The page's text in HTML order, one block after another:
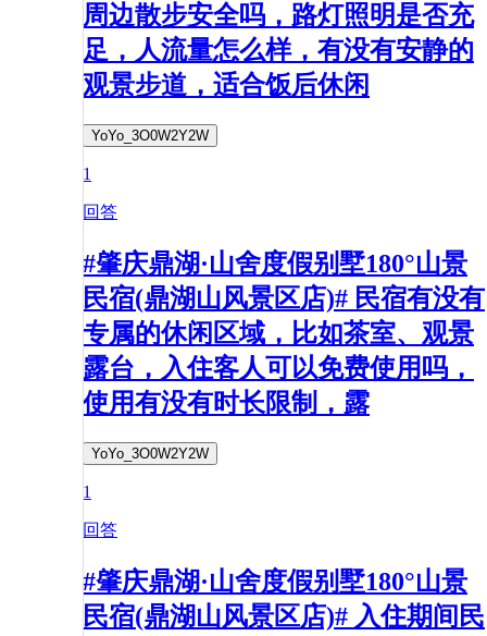
周边散步安全吗，路灯照明是否充
足，人流量怎么样，有没有安静的
观景步道，适合饭后休闲
YoYo_3O0W2Y2W
1
回答
#肇庆鼎湖·山舍度假别墅180°山景
民宿(鼎湖山风景区店)# 民宿有没有
专属的休闲区域，比如茶室、观景
露台，入住客人可以免费使用吗，
使用有没有时长限制，露
YoYo_3O0W2Y2W
1
回答
#肇庆鼎湖·山舍度假别墅180°山景
民宿(鼎湖山风景区店)# 入住期间民